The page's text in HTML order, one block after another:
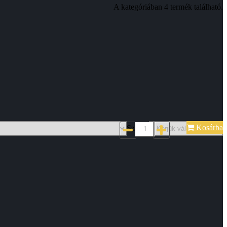
A kategóriában 4 termék található.
Szin*: Kosárba